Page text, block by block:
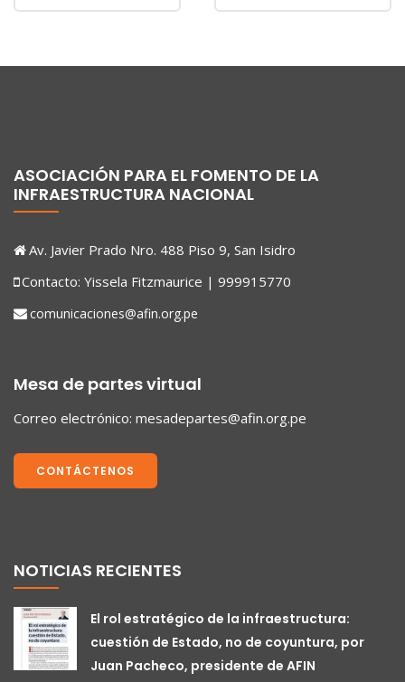
ASOCIACIÓN PARA EL FOMENTO DE LA
INFRAESTRUCTURA NACIONAL
Av. Javier Prado Nro. 488 Piso 9, San Isidro
Contacto: Yissela Fitzmaurice | 999915770
comunicaciones@afin.org.pe
Mesa de partes virtual
Correo electrónico: mesadepartes@afin.org.pe
CONTÁCTENOS
NOTICIAS RECIENTES
El rol estratégico de la infraestructura:
cuestión de Estado, no de coyuntura, por
Juan Pacheco, presidente de AFIN